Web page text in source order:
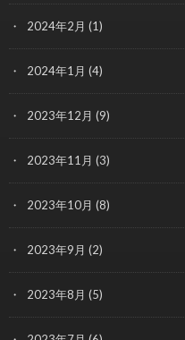
2024年2月 (1)
2024年1月 (4)
2023年12月 (9)
2023年11月 (3)
2023年10月 (8)
2023年9月 (2)
2023年8月 (5)